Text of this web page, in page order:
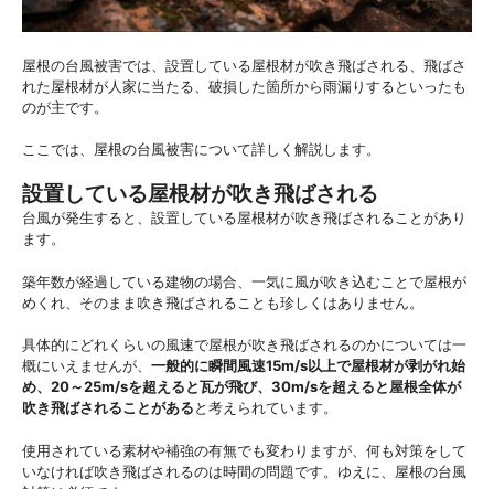
屋根の台風被害では、設置している屋根材が吹き飛ばされる、飛ばさ
れた屋根材が人家に当たる、破損した箇所から雨漏りするといったも
のが主です。
ここでは、屋根の台風被害について詳しく解説します。
設置している屋根材が吹き飛ばされる
台風が発生すると、設置している屋根材が吹き飛ばされることがあり
ます。
築年数が経過している建物の場合、一気に風が吹き込むことで屋根が
めくれ、そのまま吹き飛ばされることも珍しくはありません。
具体的にどれくらいの風速で屋根が吹き飛ばされるのかについては一
概にいえませんが、 一般的に瞬間風速15m/s以上で屋根材が剥がれ始
め、20～25m/sを超えると瓦が飛び、30m/sを超えると屋根全体が
吹き飛ばされることがあると考えられています。
使用されている素材や補強の有無でも変わりますが、何も対策をして
いなければ吹き飛ばされるのは時間の問題です。ゆえに、屋根の台風